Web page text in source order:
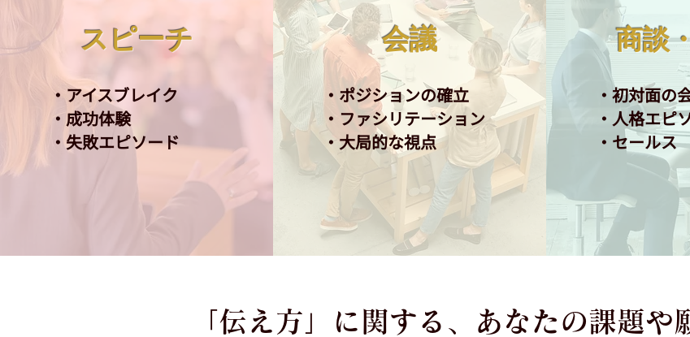
スピーチ
・アイスブレイク
・成功体験
・失敗エピソード
会議
・ポジションの確立
​・ファシリテーション
・大局的な視点
商談
・初対面の
・人格エピ
​・セールス
「伝え方」に関する、あなたの課題や